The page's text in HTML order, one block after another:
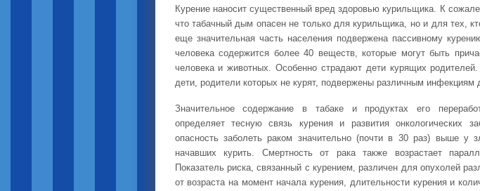
Курение наносит существенный вред здоровью курильщика. К
что табачный дым опасен не только для курильщика, но и для тех,
еще значительная часть населения подвержена пассивному
человека содержится более 40 веществ, которые могут быть
человека и животных. Особенно страдают дети курящих
дети, родители которых не курят, подвержены различным инфекциям
Значительное содержание в табаке и продуктах его
определяет тесную связь курения и развития онкологических
опасность заболеть раком значительно (почти в 30 раз) выше у
начавших курить. Смертность от рака также возрастает
Показатель риска, связанный с курением, различен для опухолей
от возраста на момент начала курения, длительности курения и